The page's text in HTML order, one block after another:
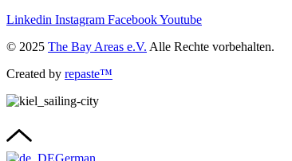
Linkedin Instagram FacebookYoutube
© 2025 The Bay Areas e.V. Alle Rechte vorbehalten.
Created by repaste™
German